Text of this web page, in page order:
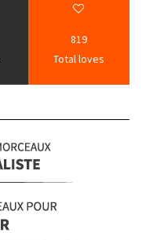
819
Total loves